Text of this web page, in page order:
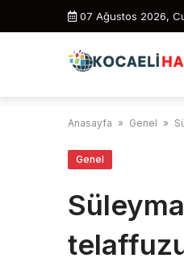
07 Ağustos 2026,
Anasayfa » Genel »
Genel